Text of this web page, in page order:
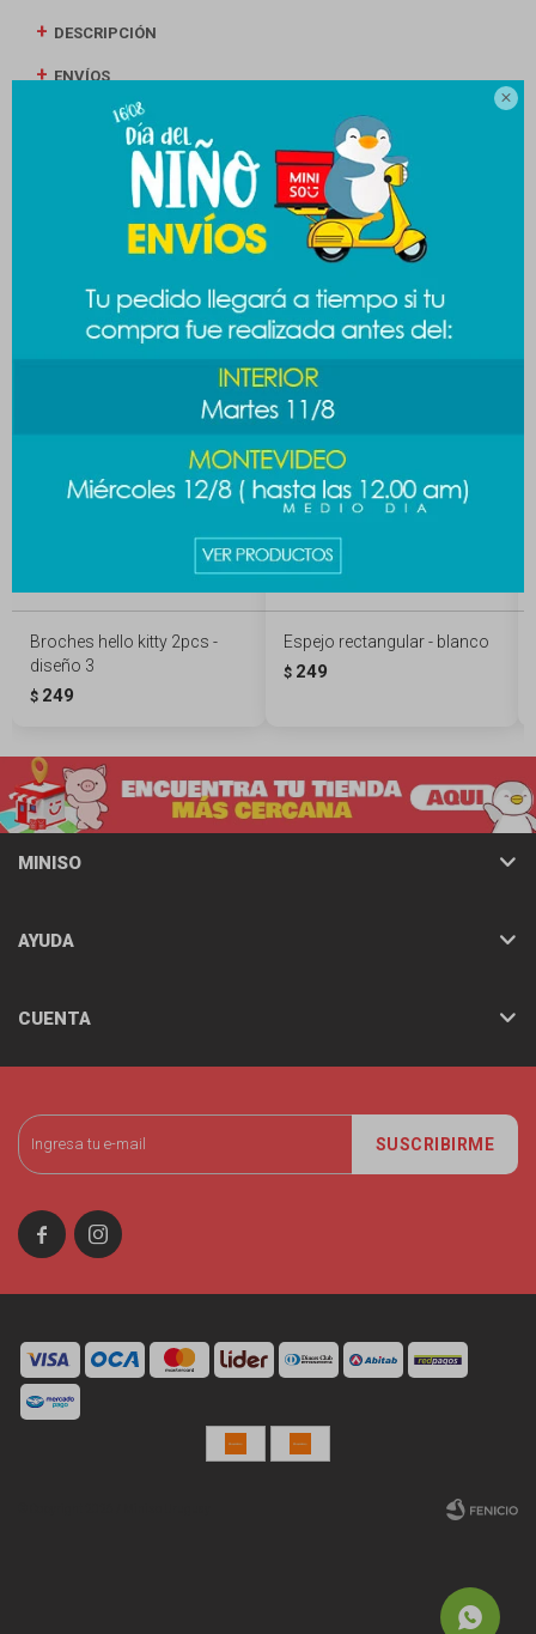

DESCRIPCIÓN
ENVÍOS
CAMBIOS Y DEVOLUCIONES
MEDIOS DE PAGO
Productos que te pueden interesar
Broches hello kitty 2pcs -
diseño 3
$ 249
Espejo rectangular - blanco
$ 249
SUSCRIBIRME
 
MINISO
AYUDA
CUENTA